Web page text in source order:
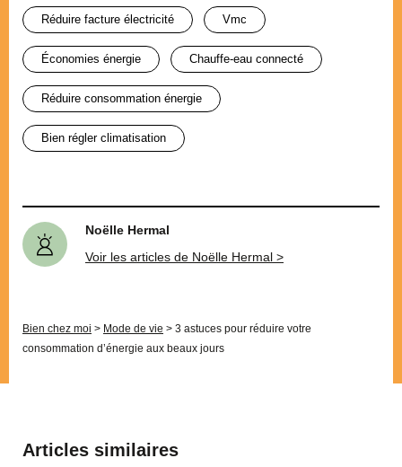
réduire facture électricité vmc
économies énergie chauffe-eau connecté
réduire consommation énergie
bien régler climatisation
Noëlle Hermal
Voir les articles de Noëlle Hermal >
Bien chez moi > Mode de vie > 3 astuces pour réduire votre
consommation d’énergie aux beaux jours
Articles similaires